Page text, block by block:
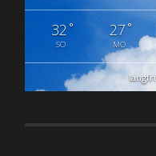
32 °
SO
27°
MO